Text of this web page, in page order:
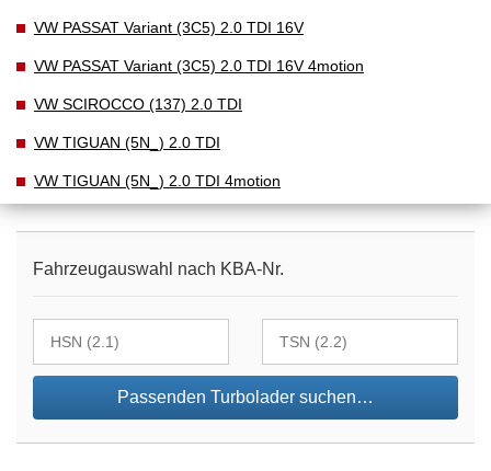
VW PASSAT Variant (3C5) 2.0 TDI 16V
VW PASSAT Variant (3C5) 2.0 TDI 16V 4motion
VW SCIROCCO (137) 2.0 TDI
VW TIGUAN (5N_) 2.0 TDI
VW TIGUAN (5N_) 2.0 TDI 4motion
Fahrzeugauswahl nach KBA-Nr.
Passenden Turbolader suchen…